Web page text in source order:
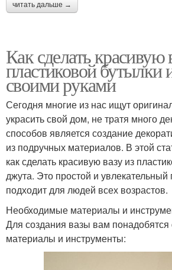
читать дальше →
Как сделать красивую
пластиковой бутылки
своими руками
Сегодня многие из нас ищут
украсить свой дом, не тратя много
способов является создание
из подручных материалов. В этой
как сделать красивую вазу из
джута. Это простой и увлекательный
подходит для людей всех возрастов.
Необходимые материалы и
Для создания вазы вам
материалы и инструменты: